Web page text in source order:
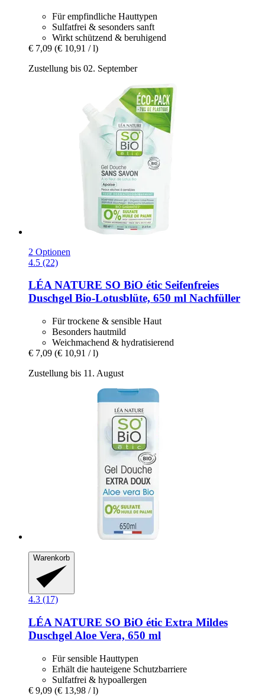
Für empfindliche Hauttypen
Sulfatfrei & sesonders sanft
Wirkt schützend & beruhigend
€ 7,09 (€ 10,91 / l)
Zustellung bis 02. September
2 Optionen
4.5 (22)
LÉA NATURE SO BiO étic Seifenfreies
Duschgel Bio-​Lotusblüte, 650 ml Nachfüller
Für trockene & sensible Haut
Besonders hautmild
Weichmachend & hydratisierend
€ 7,09 (€ 10,91 / l)
Zustellung bis 11. August
Warenkorb
4.3 (17)
LÉA NATURE SO BiO étic Extra Mildes
Duschgel Aloe Vera, 650 ml
Für sensible Hauttypen
Erhält die hauteigene Schutzbarriere
Sulfatfrei & hypoallergen
€ 9,09 (€ 13,98 / l)